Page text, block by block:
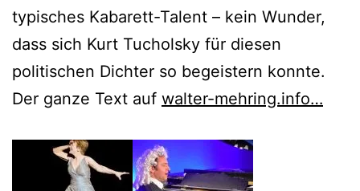
typisches Kabarett-Talent – kein Wunder,
dass sich Kurt Tucholsky für diesen
politischen Dichter so begeistern konnte.
Der ganze Text auf walter-mehring.info…